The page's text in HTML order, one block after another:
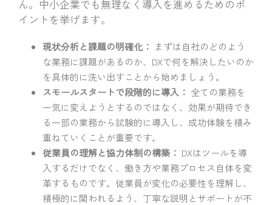
ん。中小企業でも無理なく導入を進めるためのポ
イントを挙げます。
現状分析と課題の明確化： まずは自社のどのよう
な業務に課題があるのか、DXで何を解決したいのか
を具体的に洗い出すことから始めましょう。
スモールスタートで段階的に導入： 全ての業務を
一気に変えようとするのではなく、効果が期待でき
る一部の業務から試験的に導入し、成功体験を積み
重ねていくことが重要です。
従業員の理解と協力体制の構築： DXはツールを導
入するだけでなく、働き方や業務プロセス自体を変
革するものです。従業員が変化の必要性を理解し、
積極的に関われるよう、丁寧な説明とサポートが不